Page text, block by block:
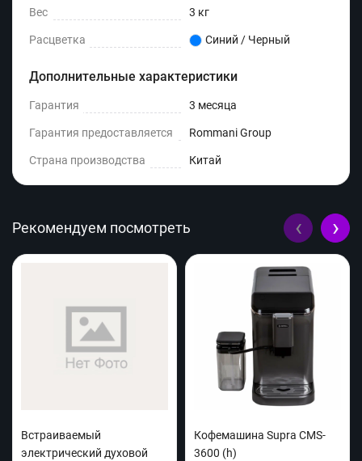
Вес 3 кг
Расцветка Синий / Черный
Дополнительные характеристики
Гарантия 3 месяца
Гарантия предоставляется Rommani Group
Страна производства Китай
Рекомендуем посмотреть
Встраиваемый
электрический духовой
Кофемашина Supra CMS-
3600 (h)
‹ ›